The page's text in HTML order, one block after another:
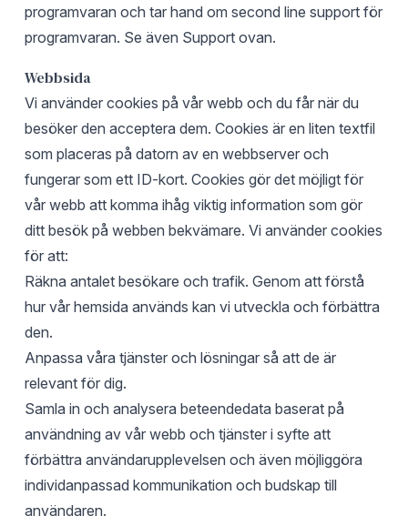
programvaran och tar hand om second line support för
programvaran. Se även Support ovan.
Webbsida
Vi använder cookies på vår webb och du får när du
besöker den acceptera dem. Cookies är en liten textfil
som placeras på datorn av en webbserver och
fungerar som ett ID-kort. Cookies gör det möjligt för
vår webb att komma ihåg viktig information som gör
ditt besök på webben bekvämare. Vi använder cookies
för att:
Räkna antalet besökare och trafik. Genom att förstå
hur vår hemsida används kan vi utveckla och förbättra
den.
Anpassa våra tjänster och lösningar så att de är
relevant för dig.
Samla in och analysera beteendedata baserat på
användning av vår webb och tjänster i syfte att
förbättra användarupplevelsen och även möjliggöra
individanpassad kommunikation och budskap till
användaren.